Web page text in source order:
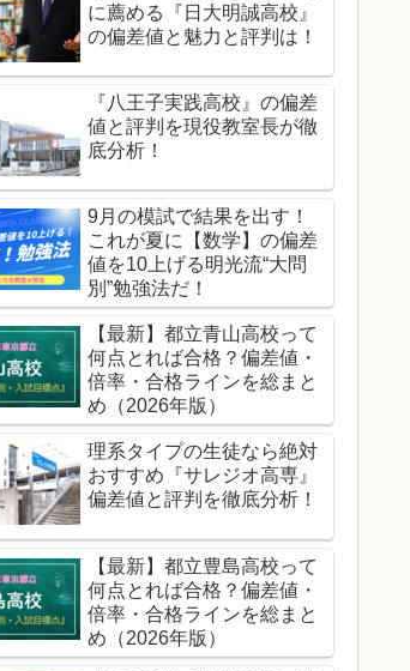
に薦める『日大明誠高校』
の偏差値と魅力と評判は！
『八王子実践高校』の偏差
値と評判を現役教室長が徹
底分析！
9月の模試で結果を出す！
これが夏に【数学】の偏差
値を10上げる明光流“大問
別”勉強法だ！
【最新】都立青山高校って
何点とれば合格？偏差値・
倍率・合格ラインを総まと
め（2026年版）
理系タイプの生徒なら絶対
おすすめ『サレジオ高専』
偏差値と評判を徹底分析！
【最新】都立豊島高校って
何点とれば合格？偏差値・
倍率・合格ラインを総まと
め（2026年版）